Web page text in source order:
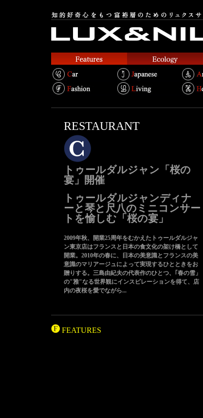
RESTAURANT
トゥールダルジャン「桜の
宴」開催
トゥールダルジャンディナ
ーと琴と尺八のミニコンサー
トを愉しむ「桜の宴」
2009年秋、開業25周年をむかえたトゥールダルジャ
ン東京店はフランスと日本の食文化の架け橋として
開業。2010年の春に、日本の美意識とフランスの美
意識のマリアージュによって実現するひとときをお
贈りする。三島由紀夫の代表作のひとつ、｢春の雪」
の"雅"なる世界観にインスピレーションを得て、店
内の夜桜を愛でながら...
FEATURES